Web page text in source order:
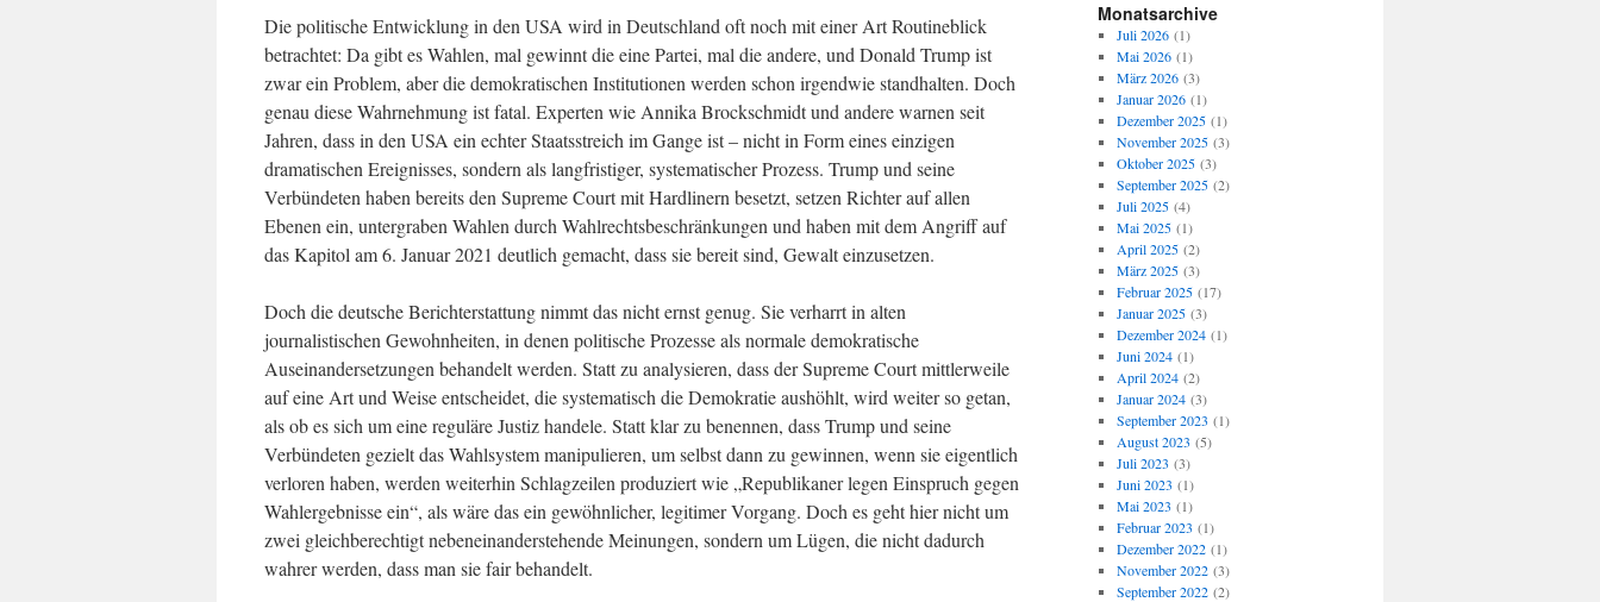
Die politische Entwicklung in den USA wird in Deutschland oft noch mit einer Art Routineblick
betrachtet: Da gibt es Wahlen, mal gewinnt die eine Partei, mal die andere, und Donald Trump ist
zwar ein Problem, aber die demokratischen Institutionen werden schon irgendwie standhalten. Doch
genau diese Wahrnehmung ist fatal. Experten wie Annika Brockschmidt und andere warnen seit
Jahren, dass in den USA ein echter Staatsstreich im Gange ist – nicht in Form eines einzigen
dramatischen Ereignisses, sondern als langfristiger, systematischer Prozess. Trump und seine
Verbündeten haben bereits den Supreme Court mit Hardlinern besetzt, setzen Richter auf allen
Ebenen ein, untergraben Wahlen durch Wahlrechtsbeschränkungen und haben mit dem Angriff auf
das Kapitol am 6. Januar 2021 deutlich gemacht, dass sie bereit sind, Gewalt einzusetzen.
Doch die deutsche Berichterstattung nimmt das nicht ernst genug. Sie verharrt in alten
journalistischen Gewohnheiten, in denen politische Prozesse als normale demokratische
Auseinandersetzungen behandelt werden. Statt zu analysieren, dass der Supreme Court mittlerweile
auf eine Art und Weise entscheidet, die systematisch die Demokratie aushöhlt, wird weiter so getan,
als ob es sich um eine reguläre Justiz handele. Statt klar zu benennen, dass Trump und seine
Verbündeten gezielt das Wahlsystem manipulieren, um selbst dann zu gewinnen, wenn sie eigentlich
verloren haben, werden weiterhin Schlagzeilen produziert wie „Republikaner legen Einspruch gegen
Wahlergebnisse ein“, als wäre das ein gewöhnlicher, legitimer Vorgang. Doch es geht hier nicht um
zwei gleichberechtigt nebeneinanderstehende Meinungen, sondern um Lügen, die nicht dadurch
wahrer werden, dass man sie fair behandelt.
Monatsarchive
Juli 2026(1)
Mai 2026(1)
März 2026(3)
Januar 2026(1)
Dezember 2025(1)
November 2025(3)
Oktober 2025(3)
September 2025(2)
Juli 2025(4)
Mai 2025(1)
April 2025(2)
März 2025(3)
Februar 2025(17)
Januar 2025(3)
Dezember 2024(1)
Juni 2024(1)
April 2024(2)
Januar 2024(3)
September 2023 (1)
August 2023 (5)
Juli 2023 (3)
Juni 2023 (1)
Mai 2023 (1)
Februar 2023 (1)
Dezember 2022(1)
November 2022(3)
September 2022(2)